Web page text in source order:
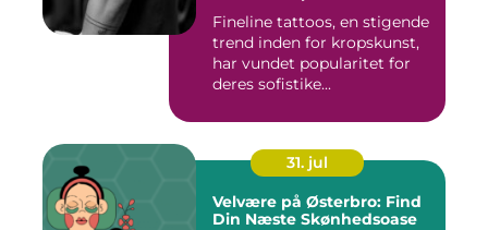
Fineline tattoos, en stigende
trend inden for kropskunst,
har vundet popularitet for
deres sofistike...
31. jul
Velvære på Østerbro: Find
Din Næste Skønhedsoase